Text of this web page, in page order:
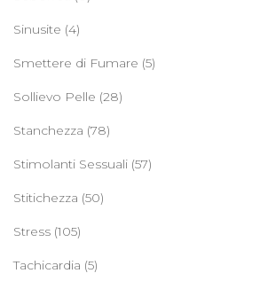
Sinusite (4)
Smettere di Fumare (5)
Sollievo Pelle (28)
Stanchezza (78)
Stimolanti Sessuali (57)
Stitichezza (50)
Stress (105)
Tachicardia (5)